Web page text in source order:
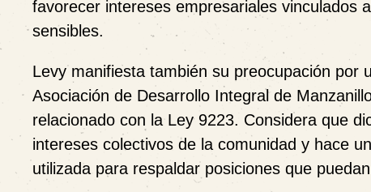
favorecer intereses empresariales vinculados
sensibles.
Levy manifiesta también su preocupación por
Asociación de Desarrollo Integral de
relacionado con la Ley 9223. Considera que
intereses colectivos de la comunidad y hace
utilizada para respaldar posiciones que